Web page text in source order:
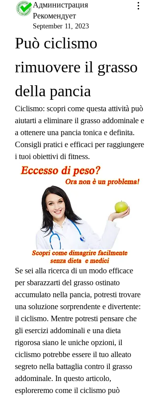
Администрация
Рекомендует
September 11, 2023
Può ciclismo
rimuovere il grasso
della pancia
Ciclismo: scopri come questa attività può
aiutarti a eliminare il grasso addominale e
a ottenere una pancia tonica e definita.
Consigli pratici e efficaci per raggiungere
i tuoi obiettivi di fitness.
Se sei alla ricerca di un modo efficace
per sbarazzarti del grasso ostinato
accumulato nella pancia, potresti trovare
una soluzione sorprendente e divertente:
il ciclismo. Mentre potresti pensare che
gli esercizi addominali e una dieta
rigorosa siano le uniche opzioni, il
ciclismo potrebbe essere il tuo alleato
segreto nella battaglia contro il grasso
addominale. In questo articolo,
esploreremo come il ciclismo può